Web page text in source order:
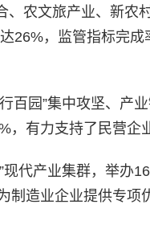
、农文旅产业、新
26%，监管指标完
百园”集中攻坚、产
有力支持了民营企
代产业集群，举办
制造业企业提供专